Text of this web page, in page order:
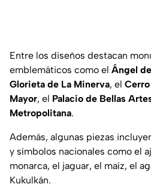
Entre los diseños destacan
emblemáticos como el Ángel
Glorieta de La Minerva, el
Mayor, el Palacio de Bellas
Metropolitana.
Además, algunas piezas
y símbolos nacionales como el
monarca, el jaguar, el maíz, el
Kukulkán.